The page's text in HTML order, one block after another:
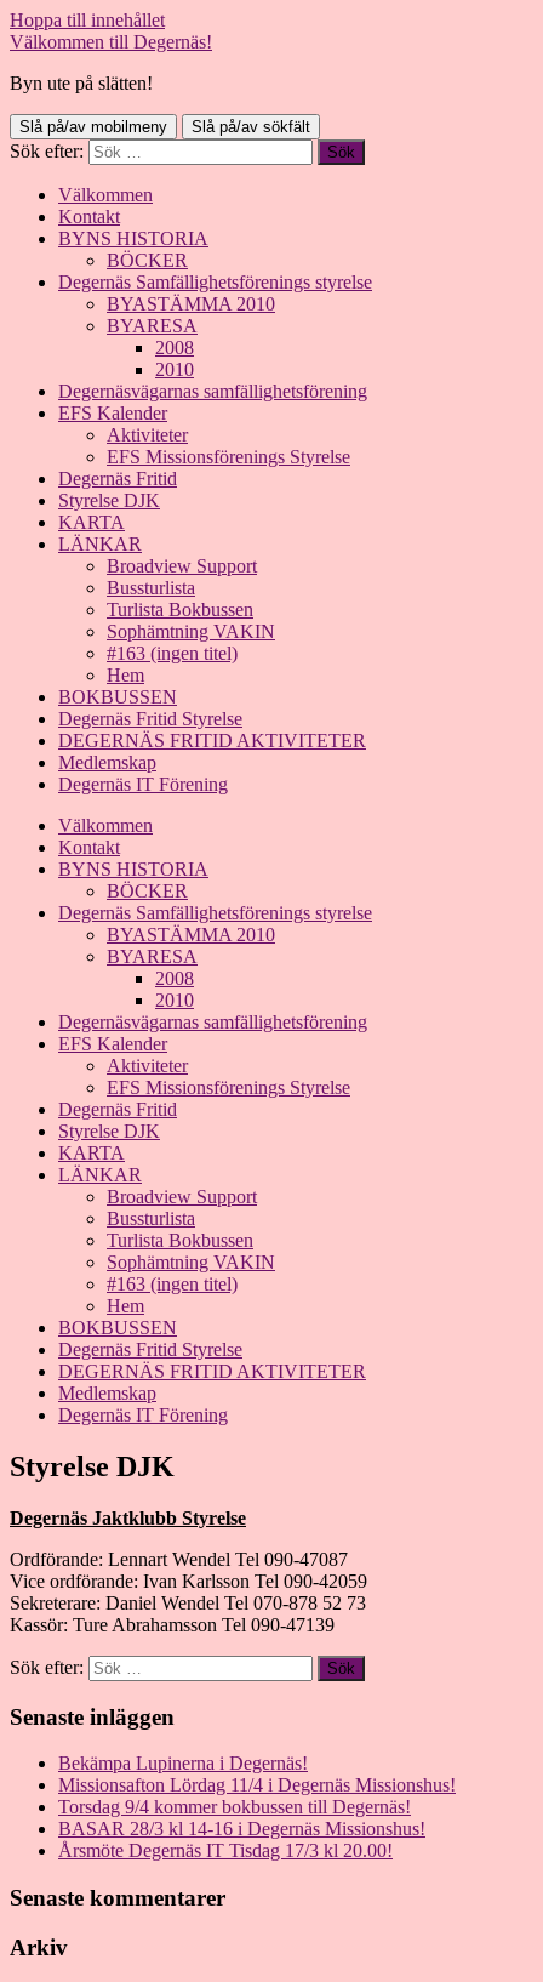
Hoppa till innehållet
Välkommen till Degernäs!
Byn ute på slätten!
Slå på/av mobilmeny Slå på/av sökfält
Sök efter:
Välkommen
Kontakt
BYNS HISTORIA
BÖCKER
Degernäs Samfällighetsförenings styrelse
BYASTÄMMA 2010
BYARESA
2008
2010
Degernäsvägarnas samfällighetsförening
EFS Kalender
Aktiviteter
EFS Missionsförenings Styrelse
Degernäs Fritid
Styrelse DJK
KARTA
LÄNKAR
Broadview Support
Bussturlista
Turlista Bokbussen
Sophämtning VAKIN
#163 (ingen titel)
Hem
BOKBUSSEN
Degernäs Fritid Styrelse
DEGERNÄS FRITID AKTIVITETER
Medlemskap
Degernäs IT Förening
Välkommen
Kontakt
BYNS HISTORIA
BÖCKER
Degernäs Samfällighetsförenings styrelse
BYASTÄMMA 2010
BYARESA
2008
2010
Degernäsvägarnas samfällighetsförening
EFS Kalender
Aktiviteter
EFS Missionsförenings Styrelse
Degernäs Fritid
Styrelse DJK
KARTA
LÄNKAR
Broadview Support
Bussturlista
Turlista Bokbussen
Sophämtning VAKIN
#163 (ingen titel)
Hem
BOKBUSSEN
Degernäs Fritid Styrelse
DEGERNÄS FRITID AKTIVITETER
Medlemskap
Degernäs IT Förening
Styrelse DJK
Degernäs Jaktklubb Styrelse
Ordförande: Lennart Wendel Tel 090-47087
Vice ordförande: Ivan Karlsson Tel 090-42059
Sekreterare: Daniel Wendel Tel 070-878 52 73
Kassör: Ture Abrahamsson Tel 090-47139
Sök efter:
Senaste inläggen
Bekämpa Lupinerna i Degernäs!
Missionsafton Lördag 11/4 i Degernäs Missionshus!
Torsdag 9/4 kommer bokbussen till Degernäs!
BASAR 28/3 kl 14-16 i Degernäs Missionshus!
Årsmöte Degernäs IT Tisdag 17/3 kl 20.00!
Senaste kommentarer
Arkiv